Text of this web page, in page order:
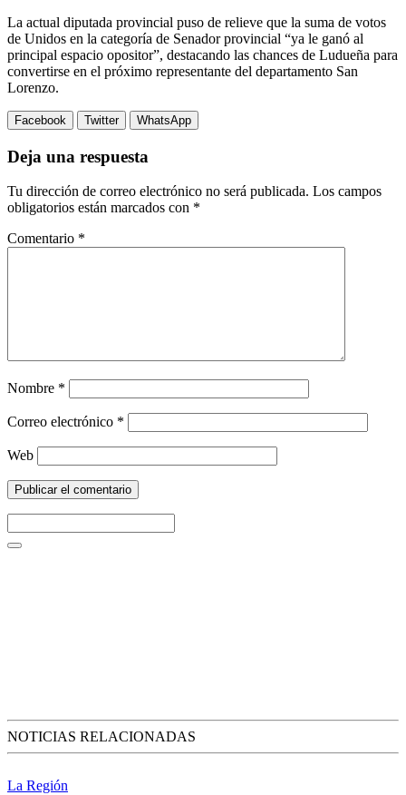
La actual diputada provincial puso de relieve que la suma de votos
de Unidos en la categoría de Senador provincial “ya le ganó al
principal espacio opositor”, destacando las chances de Ludueña para
convertirse en el próximo representante del departamento San
Lorenzo.
Facebook Twitter WhatsApp
Deja una respuesta
Tu dirección de correo electrónico no será publicada. Los campos
obligatorios están marcados con *
Comentario *
Nombre *
Correo electrónico *
Web
NOTICIAS RELACIONADAS
La Región